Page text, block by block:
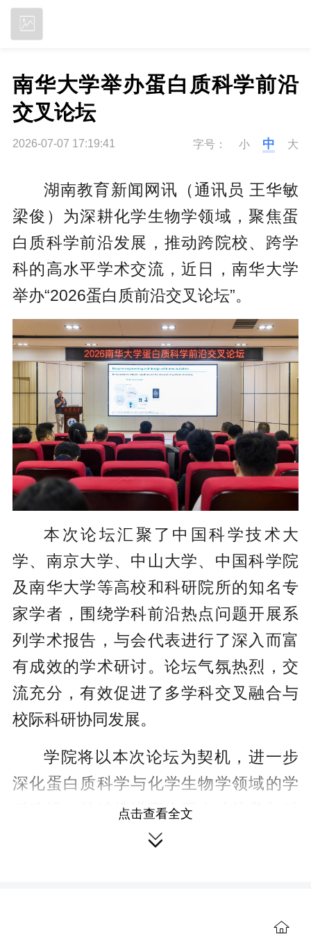
南华大学举办蛋白质科学前沿
交叉论坛
2026-07-07 17:19:41 字号： 小 中 大
湖南教育新闻网讯（通讯员 王华敏
梁俊）为深耕化学生物学领域，聚焦蛋
白质科学前沿发展，推动跨院校、跨学
科的高水平学术交流，近日，南华大学
举办“2026蛋白质前沿交叉论坛”。
本次论坛汇聚了中国科学技术大
学、南京大学、中山大学、中国科学院
及南华大学等高校和科研院所的知名专
家学者，围绕学科前沿热点问题开展系
列学术报告，与会代表进行了深入而富
有成效的学术研讨。论坛气氛热烈，交
流充分，有效促进了多学科交叉融合与
校际科研协同发展。
学院将以本次论坛为契机，进一步
深化蛋白质科学与化学生物学领域的学
科建设，持续推进高水平人才培养与科
研合作，积极推动相关领域科技创新与
点击查看全文
